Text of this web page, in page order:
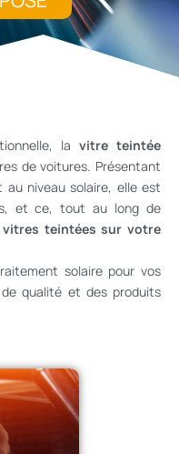
la vitre teintée
de voitures. Présentant
niveau solaire, elle est
et ce, tout au long de
vitres teintées sur votre
solaire pour vos
qualité et des produits